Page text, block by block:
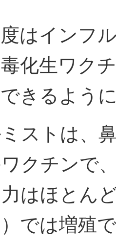
はインフ
化生ワク
きるよう
ストは、
クチンで
はほとん
では増殖